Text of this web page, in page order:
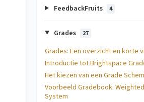
FeedbackFruits 4
Grades 27
Grades: Een overzicht en korte
Introductie tot Brightspace
Het kiezen van een Grade
Voorbeeld Gradebook:
System